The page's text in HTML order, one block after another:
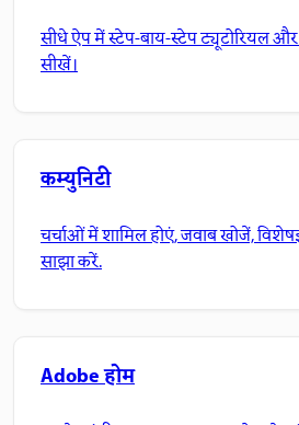
सीधे ऐप में स्टेप-बाय-स्टेप ट्यूटोरियल
सीखें।
कम्युनिटी
चर्चाओं में शामिल होएं, जवाब खोजें,
साझा करें.
Adobe होम